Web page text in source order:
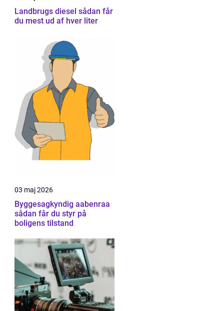
Landbrugs diesel sådan får
du mest ud af hver liter
03 maj 2026
Byggesagkyndig aabenraa
sådan får du styr på
boligens tilstand